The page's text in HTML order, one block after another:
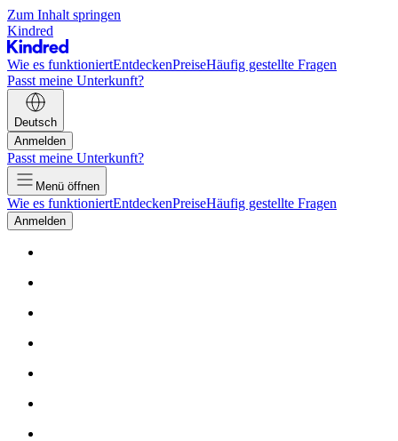
Zum Inhalt springen
Kindred
Wie es funktioniertEntdeckenPreiseHäufig gestellte Fragen
Passt meine Unterkunft?
Deutsch
Anmelden
Passt meine Unterkunft?
Menü öffnen
Wie es funktioniertEntdeckenPreiseHäufig gestellte Fragen
Anmelden